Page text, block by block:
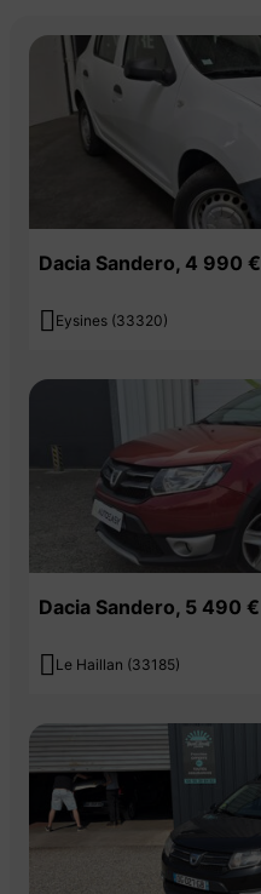
Dacia Sandero, 4 990 €
 Eysines (33320)
Dacia Sandero, 5 490 €
 Le Haillan (33185)